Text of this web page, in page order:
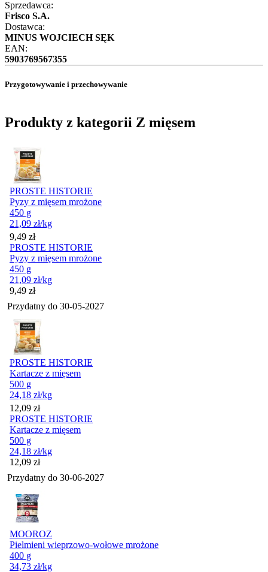
Sprzedawca:
Frisco S.A.
Dostawca:
MINUS WOJCIECH SĘK
EAN:
5903769567355
Przygotowywanie i przechowywanie
Produkty z kategorii Z mięsem
PROSTE HISTORIE
Pyzy z mięsem mrożone
450 g
21,09 zł/kg
Cena
9,49 zł
PROSTE HISTORIE
Pyzy z mięsem mrożone
450 g
21,09 zł/kg
Cena
9,49 zł
Przydatny do 30-05-2027
PROSTE HISTORIE
Kartacze z mięsem
500 g
24,18 zł/kg
Cena
12,09 zł
PROSTE HISTORIE
Kartacze z mięsem
500 g
24,18 zł/kg
Cena
12,09 zł
Przydatny do 30-06-2027
MOOROZ
Pielmieni wieprzowo-wołowe mrożone
400 g
34,73 zł/kg